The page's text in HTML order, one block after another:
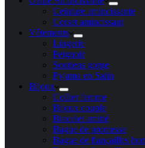
Ceinture amincissante
Corset amincissant
Vêtements
Lingerie
Peignoir
Soutiens gorge
Pyjama en Satin
Bijoux
Collier femme
Bijoux couple
Bracelet amitié
Bague de promesse
Bague de fiançailles